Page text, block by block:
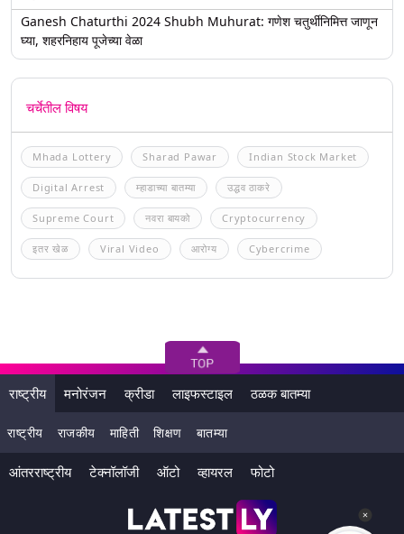
Ganesh Chaturthi 2024 Shubh Muhurat: गणेश चतुर्थीनिमित्त जाणून
घ्या, शहरनिहाय पूजेच्या वेळा
चर्चेतील विषय
Mhada Lottery Sharad Pawar Indian Stock Market
Digital Arrest म्हाडाच्या बातम्या उद्धव ठाकरे
Supreme Court नवरा बायको Cryptocurrency
इतर खेळ Viral Video आरोग्य Cybercrime
राष्ट्रीय मनोरंजन क्रीडा लाइफस्टाइल ठळक बातम्या
राष्ट्रीय राजकीय माहिती शिक्षण बातम्या
आंतरराष्ट्रीय टेक्नॉलॉजी ऑटो व्हायरल फोटो